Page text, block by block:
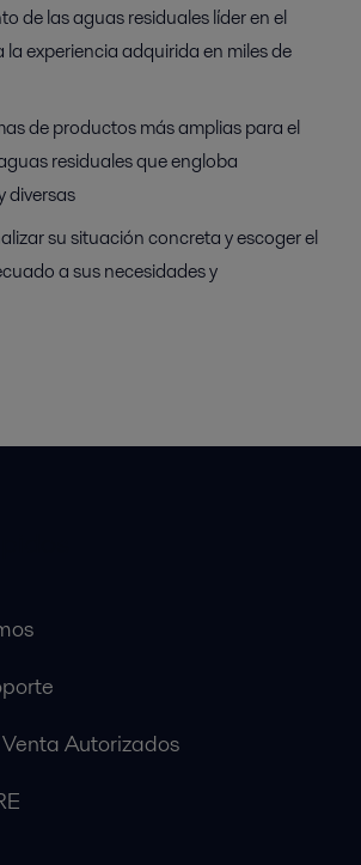
de las aguas residuales líder en el
la experiencia adquirida en miles de
de productos más amplias para el
residuales que engloba
diversas
su situación concreta y escoger el
a sus necesidades y
Autorizados